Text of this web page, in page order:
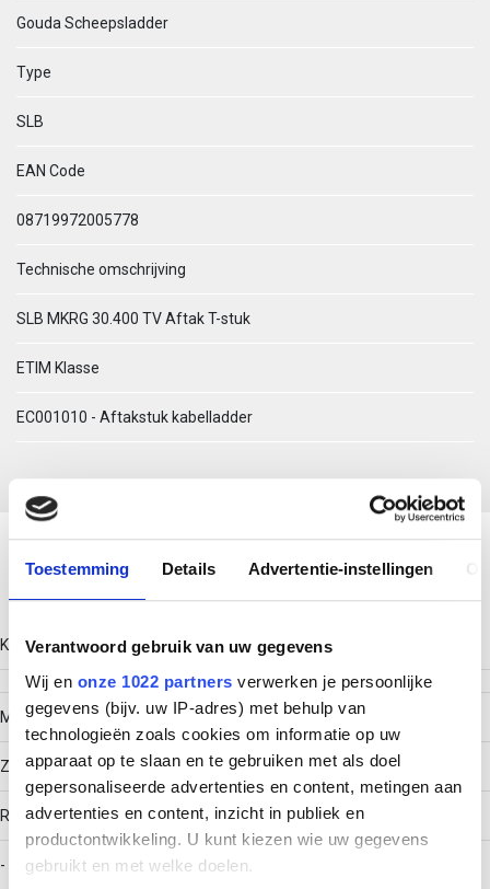
Toestemming Details Advertentie-instellingen
Verantwoord gebruik van uw gegevens
Wij en onze 1022 partners verwerken je persoonlijke
gegevens (bijv. uw IP-adres) met behulp van
technologieën zoals cookies om informatie op uw
apparaat op te slaan en te gebruiken met als doel
gepersonaliseerde advertenties en content, metingen aan
advertenties en content, inzicht in publiek en
productontwikkeling. U kunt kiezen wie uw gegevens
gebruikt en met welke doelen.
Gouda Scheepsladder
Type
SLB
EAN Code
08719972005778
Technische omschrijving
SLB MKRG 30.400 TV Aftak T-stuk
ETIM Klasse
EC001010 - Aftakstuk kabelladder
Download productsheet
Kleur
Model
Zonder verbinder
RAL-nummer
-